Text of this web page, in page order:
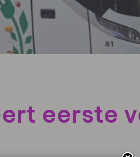
eerste